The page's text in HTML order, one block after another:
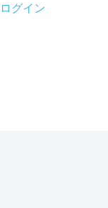
ログイン